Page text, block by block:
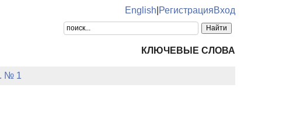
English РегистрацияВход
КЛЮЧЕВЫЕ СЛОВА
№ 1